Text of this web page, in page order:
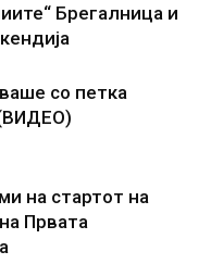
Брегалница и
со петка
на стартот на
Првата